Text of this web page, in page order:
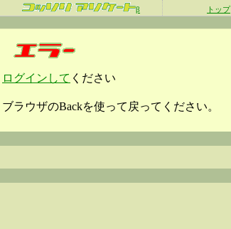
β トップ
ログインして ください
ブラウザのBackを使って戻ってください。